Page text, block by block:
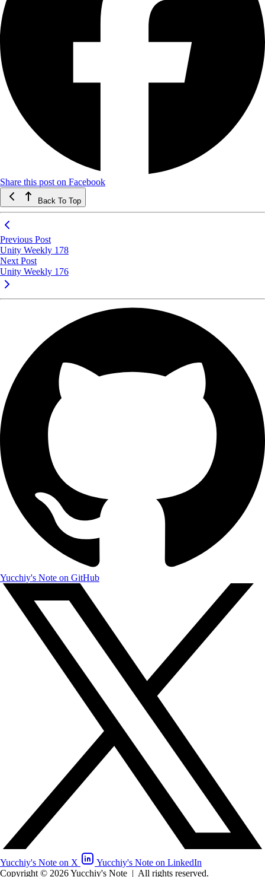
Share this post on Facebook
Back To Top
Previous Post
Unity Weekly 178
Next Post
Unity Weekly 176
Yucchiy's Note on GitHub
Yucchiy's Note on X
Yucchiy's Note on LinkedIn
Copyright © 2026 Yucchiy's Note | All rights reserved.